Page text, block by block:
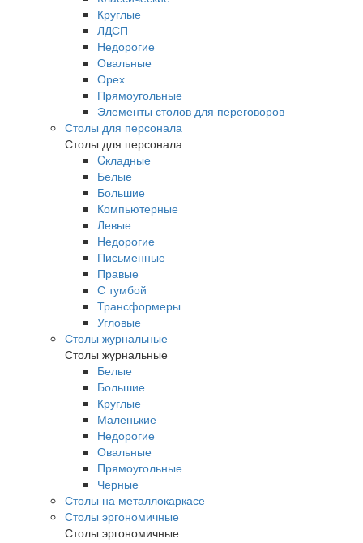
Круглые
ЛДСП
Недорогие
Овальные
Орех
Прямоугольные
Элементы столов для переговоров
Столы для персонала
Столы для персонала
Cкладные
Белые
Большие
Компьютерные
Левые
Недорогие
Письменные
Правые
С тумбой
Трансформеры
Угловые
Столы журнальные
Столы журнальные
Белые
Большие
Круглые
Маленькие
Недорогие
Овальные
Прямоугольные
Черные
Столы на металлокаркасе
Столы эргономичные
Столы эргономичные